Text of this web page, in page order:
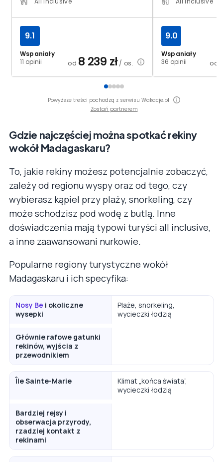
Wspaniały
11 opinii
9.1
od 8 239 zł/ os.
Wspaniały
36 opinii
9.0
od
Powyższe treści pochodzą z serwisu Wakacje.pl
Zostań partnerem
Gdzie najczęściej można spotkać rekiny
wokół Madagaskaru?
To, jakie rekiny możesz potencjalnie zobaczyć,
zależy od regionu wyspy oraz od tego, czy
wybierasz kąpiel przy plaży, snorkeling, czy
może schodzisz pod wodę z butlą. Inne
doświadczenia mają typowi turyści all inclusive,
a inne zaawansowani nurkowie.
Popularne regiony turystyczne wokół
Madagaskaru i ich specyfika:
Nosy Be i okoliczne
wysepki
Plaże, snorkeling,
wycieczki łodzią
Głównie rafowe gatunki
rekinów, wyjścia z
przewodnikiem
Île Sainte-Marie
Klimat „końca świata”,
wycieczki łodzią
Bardziej rejsy i
obserwacja przyrody,
rzadziej kontakt z
rekinami